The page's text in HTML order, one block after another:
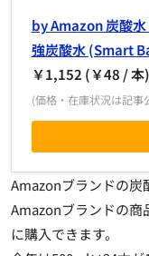
by Amazon 炭酸
強炭酸水 (Smart
￥1,152 (￥48 / 本)
(価格・在庫状況は記事
Amazonブランドの炭
Amazonブランドの商
に購入できます。